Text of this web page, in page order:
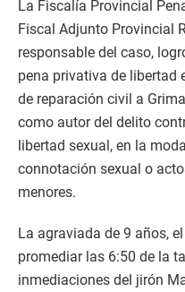
La Fiscalía Provincial
Fiscal Adjunto Provincial
responsable del caso,
pena privativa de libertad
de reparación civil a
como autor del delito
libertad sexual, en la
connotación sexual o
menores.
La agraviada de 9 años,
promediar las 6:50 de la
inmediaciones del jirón